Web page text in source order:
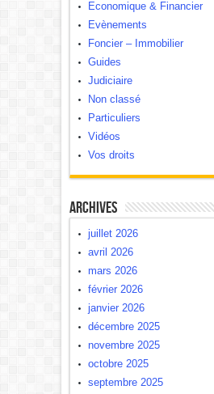
Economique & Financier
Evènements
Foncier – Immobilier
Guides
Judiciaire
Non classé
Particuliers
Vidéos
Vos droits
Archives
juillet 2026
avril 2026
mars 2026
février 2026
janvier 2026
décembre 2025
novembre 2025
octobre 2025
septembre 2025